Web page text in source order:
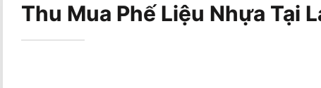
Thu Mua Phế Liệu Nhựa Tại